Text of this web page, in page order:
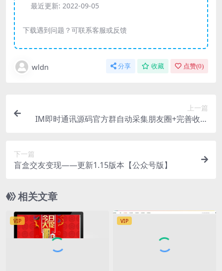
最近更新: 2022-09-05
下载遇到问题？可联系客服或反馈
wldn 分享 收藏 点赞(0)
上一篇
IM即时通讯源码官方群自动采集朋友圈+完善收藏
下一篇
盲盒交友变现——更新1.15版本【公众号版】
相关文章
VIP VIP